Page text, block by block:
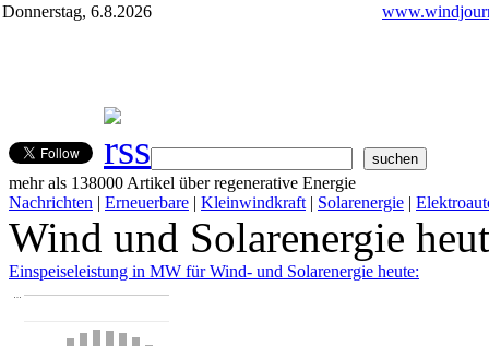
Donnerstag, 6.8.2026
mehr als 138000 Artikel über regenerative Energie
Nachrichten | Erneuerbare | Kleinwindkraft | Solarenergie |
Wind und Solarenergie
Einspeiseleistung in MW für Wind- und Solarenergie heute:
…